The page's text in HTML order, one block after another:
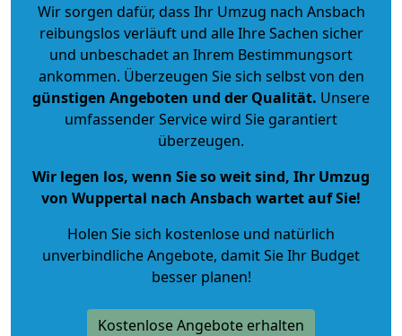
Wir sorgen dafür, dass Ihr Umzug nach Ansbach
reibungslos verläuft und alle Ihre Sachen sicher
und unbeschadet an Ihrem Bestimmungsort
ankommen. Überzeugen Sie sich selbst von den
günstigen Angeboten und der Qualität. Unsere
umfassender Service wird Sie garantiert
überzeugen.
Wir legen los, wenn Sie so weit sind, Ihr Umzug
von Wuppertal nach Ansbach wartet auf Sie!
Holen Sie sich kostenlose und natürlich
unverbindliche Angebote, damit Sie Ihr Budget
besser planen!
Kostenlose Angebote erhalten